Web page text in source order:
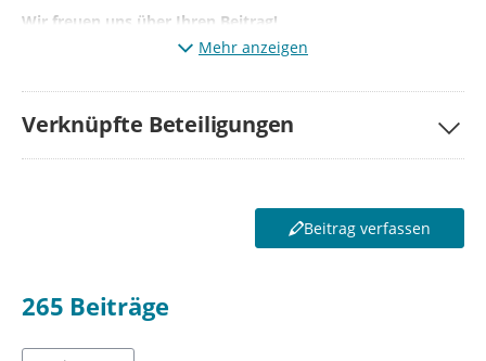
Wir freuen uns über Ihren Beitrag!
Mehr anzeigen
Verknüpfte Beteiligungen
Beitrag verfassen
265 Beiträge